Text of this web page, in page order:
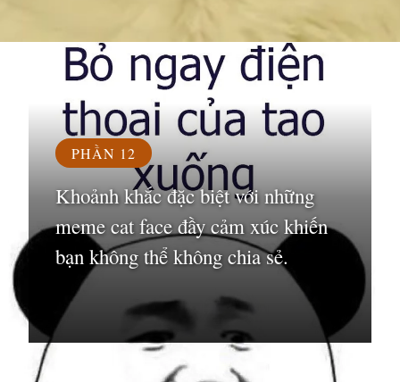
Đang mở https://susach.edu.vn/meme-face
PHẦN 12
Khoảnh khắc đặc biệt với những
meme cat face đầy cảm xúc khiến
bạn không thể không chia sẻ.